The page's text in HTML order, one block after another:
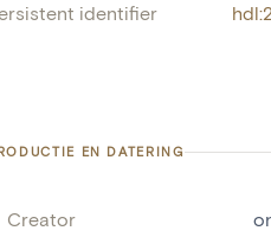
identifier
EN DATERING
Creator